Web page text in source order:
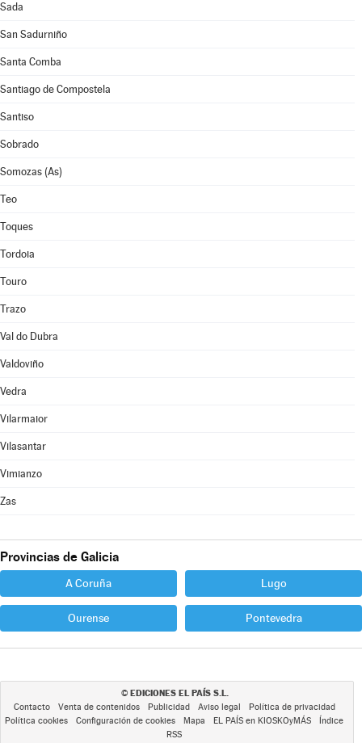
Sada
San Sadurniño
Santa Comba
Santiago de Compostela
Santiso
Sobrado
Somozas (As)
Teo
Toques
Tordoia
Touro
Trazo
Val do Dubra
Valdoviño
Vedra
Vilarmaior
Vilasantar
Vimianzo
Zas
Provincias de Galicia
A Coruña Lugo
Ourense Pontevedra
© EDICIONES EL PAÍS S.L.
Contacto Venta de contenidos Publicidad Aviso legal
Política de privacidad
Política cookies
Configuración de cookies Mapa EL PAÍS en KIOSKOyMÁS
Índice
RSS